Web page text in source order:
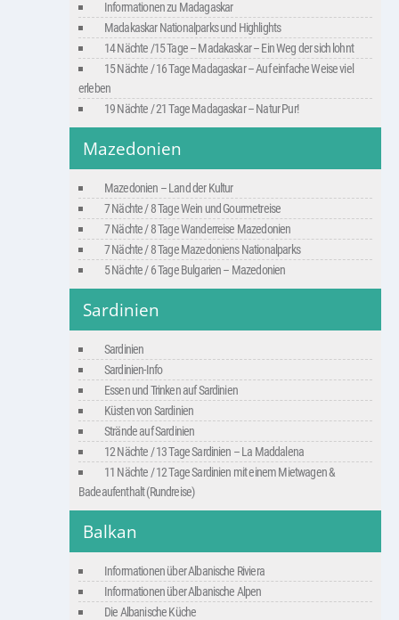
Informationen zu Madagaskar
Madakaskar Nationalparks und Highlights
14 Nächte /15 Tage – Madakaskar – Ein Weg der sich lohnt
15 Nächte / 16 Tage Madagaskar – Auf einfache Weise viel
erleben
19 Nächte / 21 Tage Madagaskar – Natur Pur!
Mazedonien
Mazedonien – Land der Kultur
7 Nächte / 8 Tage Wein und Gourmetreise
7 Nächte / 8 Tage Wanderreise Mazedonien
7 Nächte / 8 Tage Mazedoniens Nationalparks
5 Nächte / 6 Tage Bulgarien – Mazedonien
Sardinien
Sardinien
Sardinien-Info
Essen und Trinken auf Sardinien
Küsten von Sardinien
Strände auf Sardinien
12 Nächte / 13 Tage Sardinien – La Maddalena
11 Nächte / 12 Tage Sardinien mit einem Mietwagen &
Badeaufenthalt (Rundreise)
Balkan
Informationen über Albanische Riviera
Informationen über Albanische Alpen
Die Albanische Küche